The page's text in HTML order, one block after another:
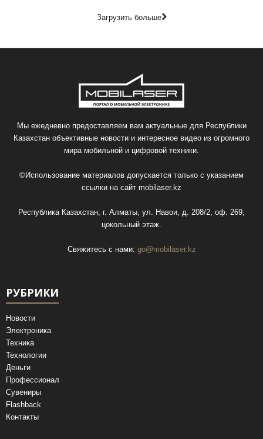
Загрузить больше
Мы ежедневно предоставляем вам актуальные для Республики
Казахстан объективные новости и интересное видео из огромного
мира мобильной и цифровой техники.
©Использование материалов допускается только с указанием
ссылки на сайт mobilaser.kz
Республика Казахстан, г. Алматы, ул. Навои, д. 208/2, оф. 269,
цокольный этаж.
Свяжитесь с нами: go@mobilaser.kz
РУБРИКИ
Новости
Электроника
Техника
Технологии
Деньги
Профессионал
Сувениры
Flashback
Контакты